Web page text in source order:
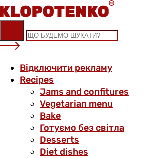
Skip
to
content
Відключити рекламу
Recipes
Jams and confitures
Vegetarian menu
Bake
Готуємо без світла
Desserts
Diet dishes